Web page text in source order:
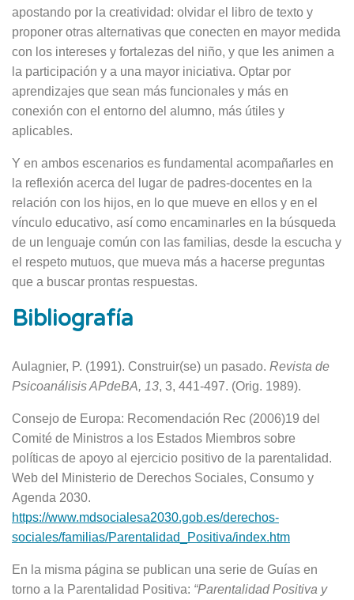
apostando por la creatividad: olvidar el libro de texto y
proponer otras alternativas que conecten en mayor medida
con los intereses y fortalezas del niño, y que les animen a
la participación y a una mayor iniciativa. Optar por
aprendizajes que sean más funcionales y más en
conexión con el entorno del alumno, más útiles y
aplicables.
Y en ambos escenarios es fundamental acompañarles en
la reflexión acerca del lugar de padres-docentes en la
relación con los hijos, en lo que mueve en ellos y en el
vínculo educativo, así como encaminarles en la búsqueda
de un lenguaje común con las familias, desde la escucha y
el respeto mutuos, que mueva más a hacerse preguntas
que a buscar prontas respuestas.
Bibliografía
Aulagnier, P. (1991). Construir(se) un pasado. Revista de
PsicoanálisisAPdeBA, 13, 3, 441-497. (Orig. 1989).
Consejo de Europa: Recomendación Rec (2006)19 del
Comité de Ministros a los Estados Miembros sobre
políticas de apoyo al ejercicio positivo de la parentalidad.
Web del Ministerio de Derechos Sociales, Consumo y
Agenda 2030.
https://www.mdsocialesa2030.gob.es/derechos-
sociales/familias/Parentalidad_Positiva/index.htm
En la misma página se publican una serie de Guías en
torno a la Parentalidad Positiva: “Parentalidad Positiva y